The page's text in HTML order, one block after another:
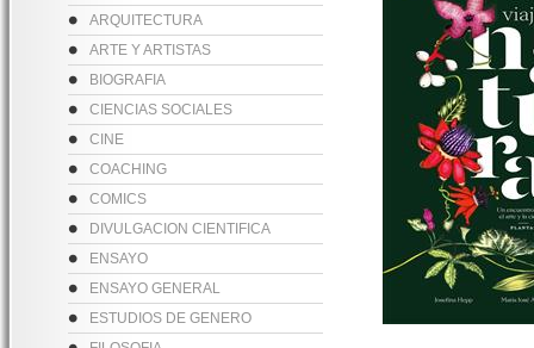
ARQUITECTURA
ARTE Y ARTISTAS
BIOGRAFIA
CIENCIAS SOCIALES
CINE
COACHING
COMICS
DIVULGACION CIENTIFICA
ENSAYO
ENSAYO GENERAL
ESTUDIOS DE GENERO